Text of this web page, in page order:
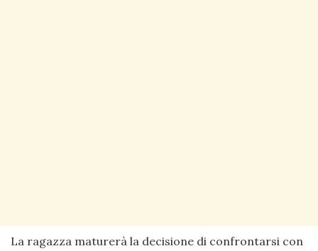
La ragazza maturerà la decisione di confrontarsi con